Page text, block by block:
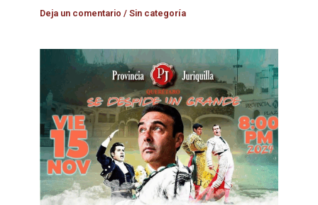
Deja un comentario /Sin categoría